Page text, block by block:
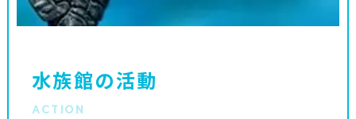
水族館の活動
ACTION